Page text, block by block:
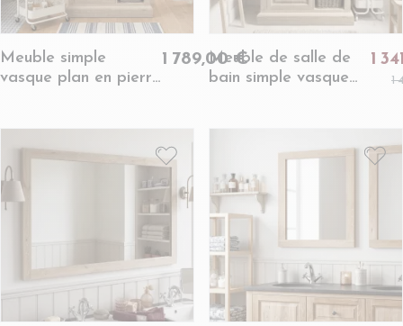
Meuble simple
vasque plan en pierre
1 789,00 €Meuble de salle de
bain simple vasque
1
1